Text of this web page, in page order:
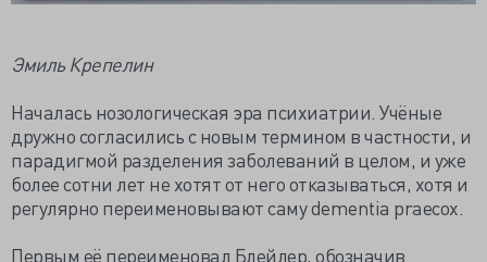
Эмиль Крепелин
Началась нозологическая эра психиатрии. Учёные
дружно согласились с новым термином в частности, и
парадигмой разделения заболеваний в целом, и уже
более сотни лет не хотят от него отказываться, хотя и
регулярно переименовывают саму dementia praecox.
Первым её переименовал Блейлер, обозначив